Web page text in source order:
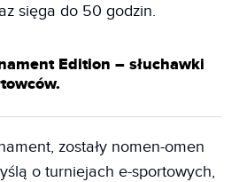
sięga do 50 godzin.
Edition – słuchawki
zostały nomen-omen
o turniejach e-sportowych,